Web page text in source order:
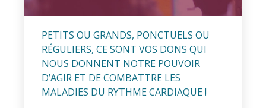
PETITS OU GRANDS, PONCTUELS OU
RÉGULIERS, CE SONT VOS DONS QUI
NOUS DONNENT NOTRE POUVOIR
D’AGIR ET DE COMBATTRE LES
MALADIES DU RYTHME CARDIAQUE !